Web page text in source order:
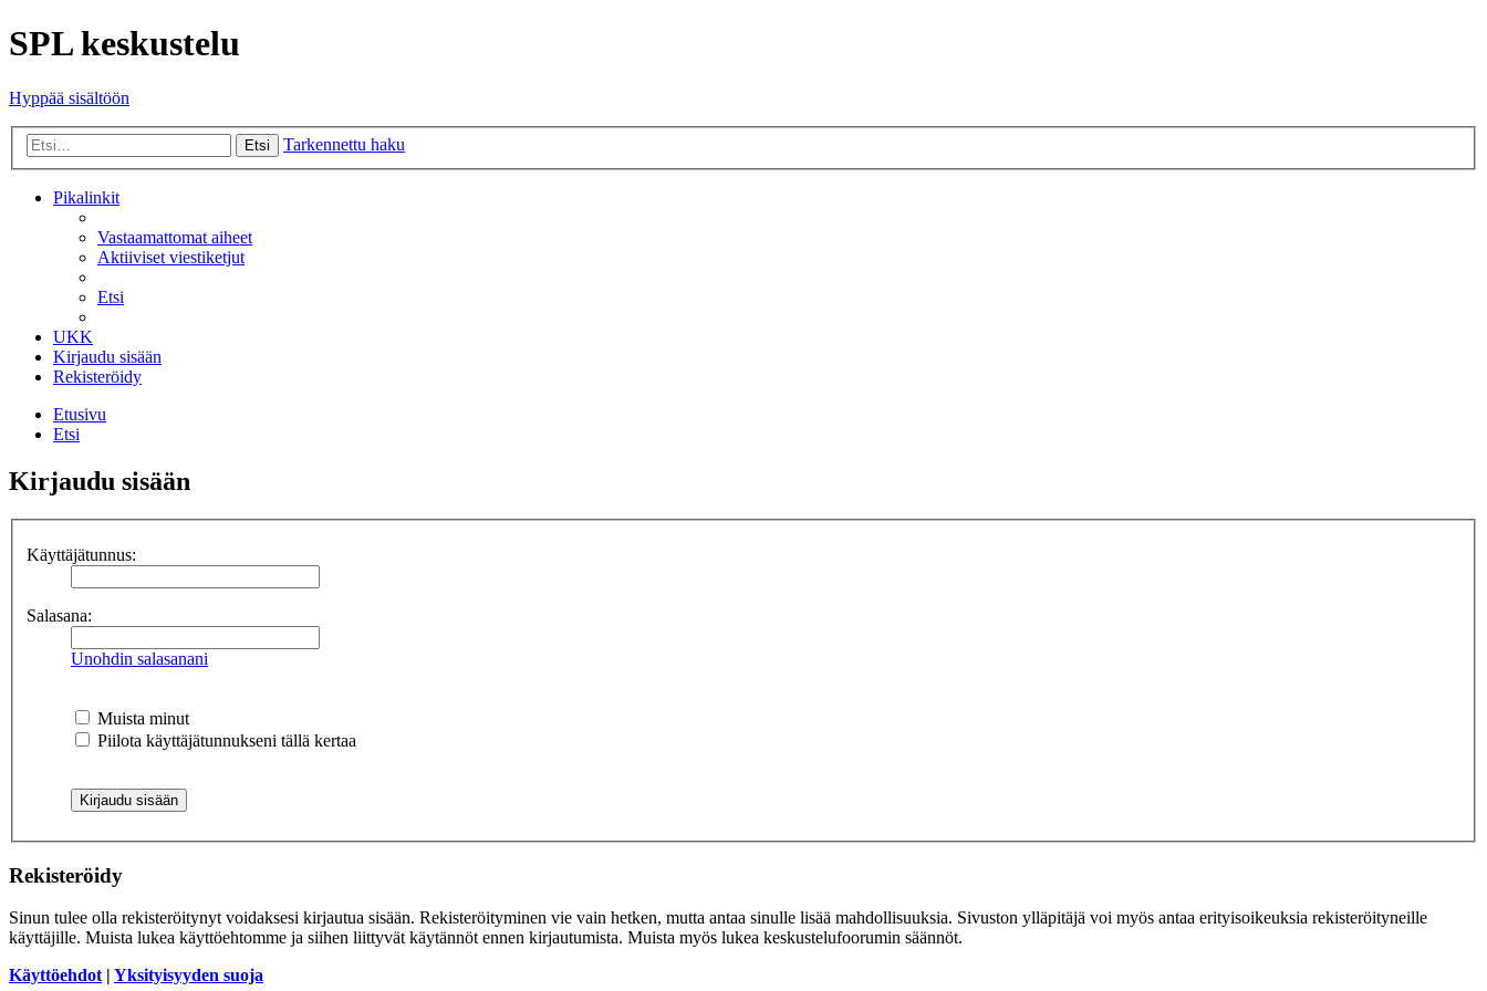
SPL keskustelu
Hyppää sisältöön
Etsi Tarkennettu haku
Pikalinkit
Vastaamattomat aiheet
Aktiiviset viestiketjut
Etsi
UKK
Kirjaudu sisään
Rekisteröidy
Etusivu
Etsi
Kirjaudu sisään
Käyttäjätunnus:
Salasana:
Unohdin salasanani
Muista minut
Piilota käyttäjätunnukseni tällä kertaa
Rekisteröidy
Sinun tulee olla rekisteröitynyt voidaksesi kirjautua sisään. Rekisteröityminen vie vain hetken, mutta antaa sinulle lisää mahdollisuuksia. Sivuston ylläpitäjä voi myös antaa erityisoikeuksia rekisteröityneille
käyttäjille. Muista lukea käyttöehtomme ja siihen liittyvät käytännöt ennen kirjautumista. Muista myös lukea keskustelufoorumin säännöt.
Käyttöehdot | Yksityisyyden suoja